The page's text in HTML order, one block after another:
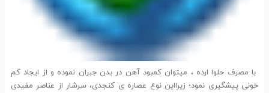
با مصرف حلوا ارده ، میتوان کمبود آهن در بدن جبران نموده و از ایجاد کم
خونی پیشگیری نمود؛ زیرااین نوع عصاره ی کنجدی، سرشار از عناصر مفیدی